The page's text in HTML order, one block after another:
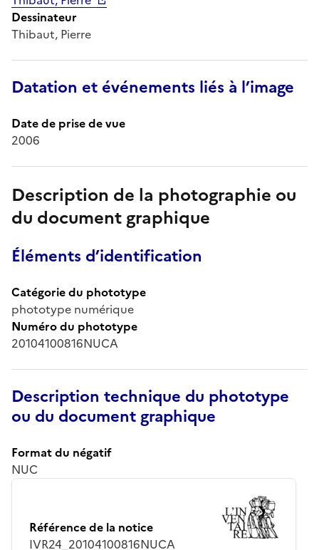
Dessinateur
Thibaut, Pierre
Datation et événements liés à l’image
Date de prise de vue
2006
Description de la photographie ou
du document graphique
Éléments d’identification
Catégorie du phototype
phototype numérique
Numéro du phototype
20104100816NUCA
Description technique du phototype
ou du document graphique
Format du négatif
NUC
Référence de la notice
IVR24_20104100816NUCA